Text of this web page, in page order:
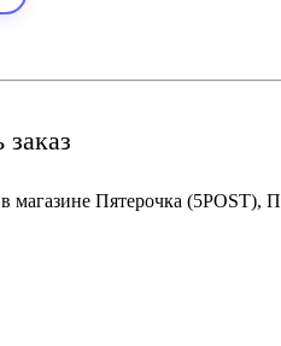
Пятерочка (5POST),